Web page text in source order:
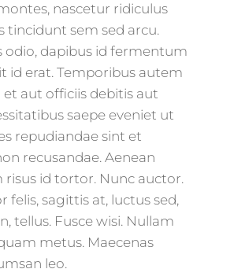
nascetur ridiculus
tincidunt sem sed arcu.
odio, dapibus id fermentum
id erat. Temporibus autem
aut officiis debitis aut
saepe eveniet ut
repudiandae sint et
recusandae. Aenean
id tortor. Nunc auctor.
felis, sagittis at, luctus sed,
tellus. Fusce wisi. Nullam
metus. Maecenas
leo.